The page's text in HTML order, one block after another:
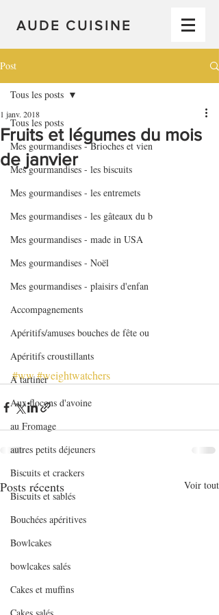
AUDE CUISINE
Post
Tous les posts
Mes gourmandises - Brioches et vien
Mes gourmandises - les biscuits
Mes gourmandises - les entremets
Mes gourmandises - les gâteaux du b
Mes gourmandises - made in USA
Mes gourmandises - Noël
Mes gourmandises - plaisirs d'enfan
Accompagnements
Apéritifs/amuses bouches de fête ou
Apéritifs croustillants
A tartiner
Aux flocons d'avoine
au Fromage
autres petits déjeuners
Biscuits et crackers
Biscuits et sablés
Bouchées apéritives
Bowlcakes
bowlcakes salés
Cakes et muffins
Tous les posts
Fruits et légumes du mois
de janvier
1 janv. 2018
#ww#weightwatchers
Posts récents Voir tout